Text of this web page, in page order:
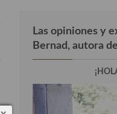
Las opiniones y
Bernad, autora